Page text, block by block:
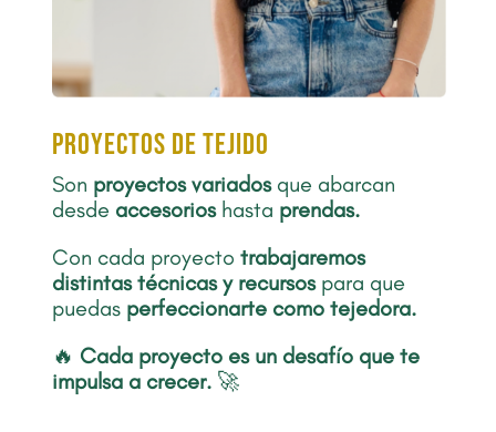
proyectos de tejido
Son proyectosvariadosque abarcan
desde accesorios hasta prendas.
Con cada proyecto trabajaremos
distintas técnicas y recursos para que
puedasperfeccionarte como tejedora.
🔥 Cada proyecto es un desafío que te
impulsa a crecer.🚀